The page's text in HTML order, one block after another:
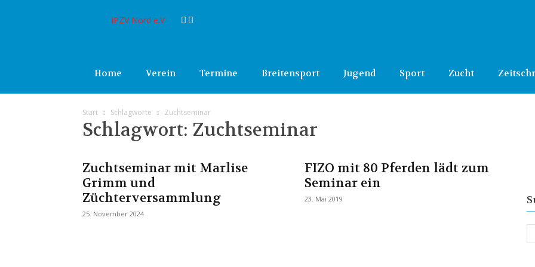
IPZV Nord e.V.
Home Verein Termine Breitensport Jugend Sport Zucht
Start Schlagworte Zuchtseminar
Schlagwort: Zuchtseminar
Zuchtseminar mit Marlise
Grimm und
Züchterversammlung
25. November 2024
FIZO mit 80 Pferden lädt zum
Seminar ein
23. Mai 2019